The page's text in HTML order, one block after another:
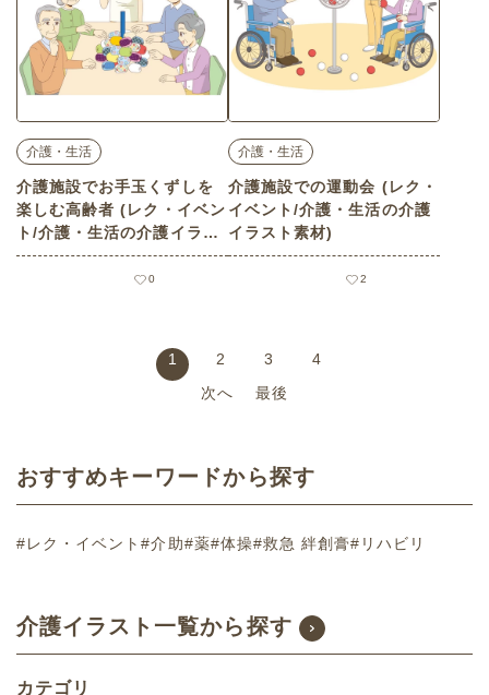
介護・生活
介護施設でお手玉くずしを
楽しむ高齢者 (レク・イベン
ト/介護・生活の介護イラス
ト素材)
0
介護・生活
介護施設での運動会 (レク・
イベント/介護・生活の介護
イラスト素材)
2
1 2 3
4
次へ
最後
おすすめキーワードから探す
#レク・イベント#介助#薬#体操#救急 絆創膏#リハビリ
介護イラスト一覧から探す
カテゴリ